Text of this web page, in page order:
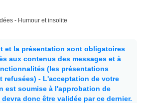
- Humour et insolite
et la présentation sont obligatoires
aux contenus des messages et à
(les présentations
refusées) - L'acceptation de votre
est soumise à l'approbation de
donc être validée par ce dernier.